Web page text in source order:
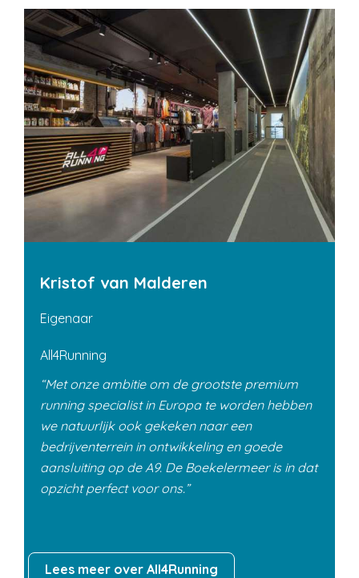
Kristof van Malderen
Eigenaar
All4Running
Met onze ambitie om de grootste premium
running specialist in Europa te worden hebben
we natuurlijk ook gekeken naar een
bedrijventerrein in ontwikkeling en goede
aansluiting op de A9. De Boekelermeer is in dat
opzicht perfect voor ons.
Lees meer over All4Running